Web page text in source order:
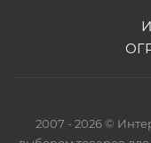
2007 - 2026 ©